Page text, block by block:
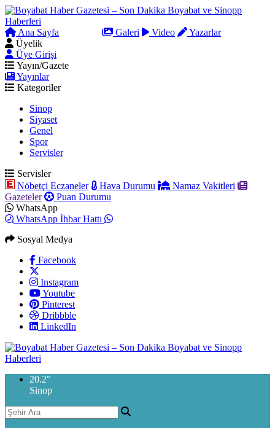
Ana Sayfa Galeri Video
Yazarlar
Üyelik
Üye Girişi
Yayın/Gazete
Yayınlar
Kategoriler
Sinop
Siyaset
Genel
Spor
Servisler
Servisler
Nöbetçi Eczaneler
Hava Durumu
Namaz Vakitleri
Gazeteler
Puan Durumu
WhatsApp
WhatsApp İhbar Hattı
Sosyal Medya
Facebook
Instagram
Youtube
Pinterest
Dribbble
LinkedIn
20.2°
Sinop